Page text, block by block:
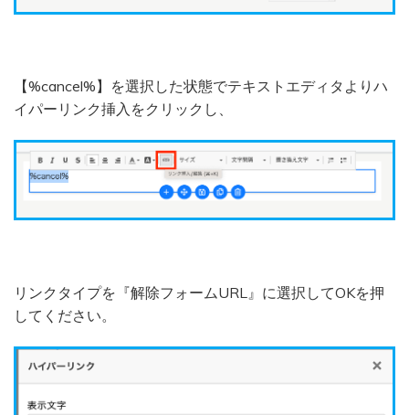
【%cancel%】を選択した状態でテキストエディタよりハ
イパーリンク挿入をクリックし、
リンクタイプを『解除フォームURL』に選択してOKを押
してください。